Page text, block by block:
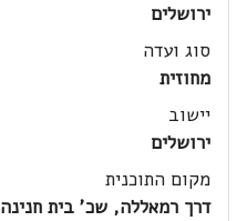
ירושלים
סוג ועדה
מחוזית
יישוב
ירושלים
מקום התוכנית
דרך רמאללה, שכ' בית חנינה